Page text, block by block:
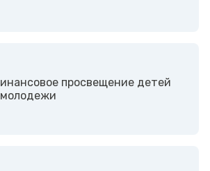
просвещение детей